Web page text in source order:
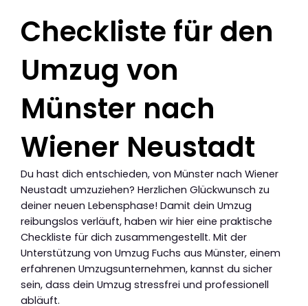
Checkliste für den
Umzug von
Münster nach
Wiener Neustadt
Du hast dich entschieden, von Münster nach Wiener
Neustadt umzuziehen? Herzlichen Glückwunsch zu
deiner neuen Lebensphase! Damit dein Umzug
reibungslos verläuft, haben wir hier eine praktische
Checkliste für dich zusammengestellt. Mit der
Unterstützung von Umzug Fuchs aus Münster, einem
erfahrenen Umzugsunternehmen, kannst du sicher
sein, dass dein Umzug stressfrei und professionell
abläuft.